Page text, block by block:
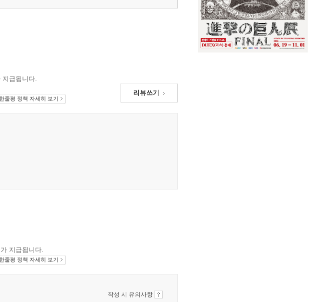
지급됩니다.
줄평 정책 자세히 보기
리뷰쓰기
지급됩니다.
줄평 정책 자세히 보기
작성 시 유의사항